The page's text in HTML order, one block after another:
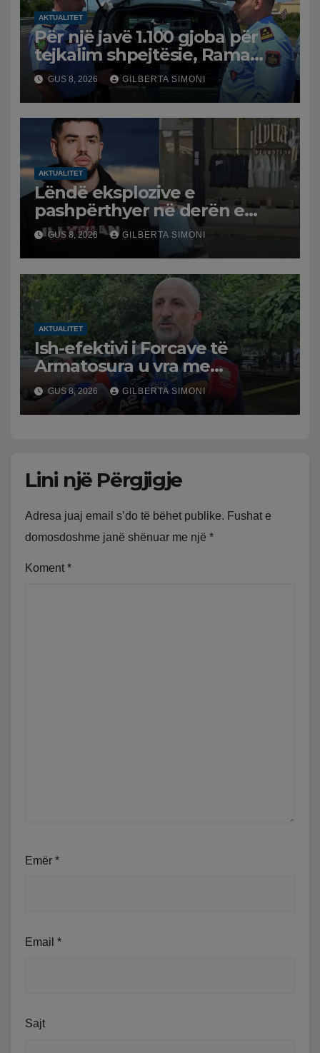
AKTUALITET
Për një javë 1.100 gjoba për
tejkalim shpejtësie, Rama
publikon videon: Kamerat e
trafikut së shpejti në
funksion
GUS 8, 2026 GILBERTA SIMONI
AKTUALITET
Lëndë eksplozive e
pashpërthyer në derën e
dyqanit të Noizyt në Durrës,
policia nis hetimet për
ngjarjen
GUS 8, 2026 GILBERTA SIMONI
AKTUALITET
Ish-efektivi i Forcave të
Armatosura u vra me
kallashnikov nga shoku i
fëmijërisë, zv. drejtori i
Hetimit: Kishin konflikt të
GUS 8, 2026 GILBERTA SIMONI
Lini një Përgjigje
Adresa juaj email s’do të bëhet publike. Fushat e
domosdoshme janë shënuar me një *
Koment *
Emër *
Email *
Sajt